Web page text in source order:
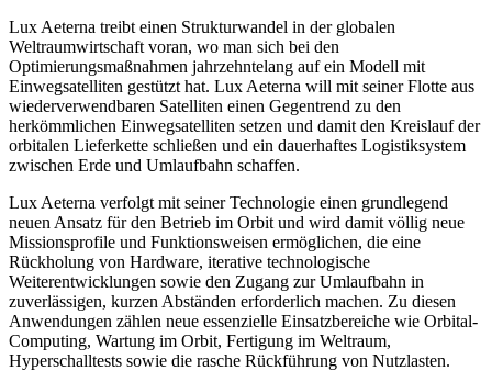
Lux Aeterna treibt einen Strukturwandel in der globalen
Weltraumwirtschaft voran, wo man sich bei den
Optimierungsmaßnahmen jahrzehntelang auf ein Modell mit
Einwegsatelliten gestützt hat. Lux Aeterna will mit seiner Flotte aus
wiederverwendbaren Satelliten einen Gegentrend zu den
herkömmlichen Einwegsatelliten setzen und damit den Kreislauf der
orbitalen Lieferkette schließen und ein dauerhaftes Logistiksystem
zwischen Erde und Umlaufbahn schaffen.
Lux Aeterna verfolgt mit seiner Technologie einen grundlegend
neuen Ansatz für den Betrieb im Orbit und wird damit völlig neue
Missionsprofile und Funktionsweisen ermöglichen, die eine
Rückholung von Hardware, iterative technologische
Weiterentwicklungen sowie den Zugang zur Umlaufbahn in
zuverlässigen, kurzen Abständen erforderlich machen. Zu diesen
Anwendungen zählen neue essenzielle Einsatzbereiche wie Orbital-
Computing, Wartung im Orbit, Fertigung im Weltraum,
Hyperschalltests sowie die rasche Rückführung von Nutzlasten.